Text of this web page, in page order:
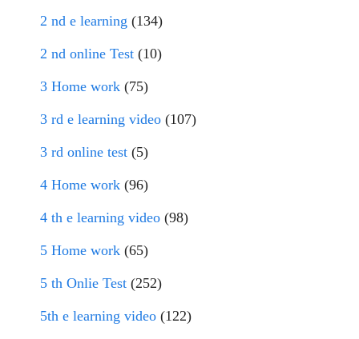
2 nd e learning (134)
2 nd online Test (10)
3 Home work (75)
3 rd e learning video (107)
3 rd online test (5)
4 Home work (96)
4 th e learning video (98)
5 Home work (65)
5 th Onlie Test (252)
5th e learning video (122)